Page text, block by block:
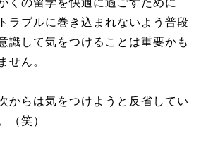
ラブルに巻き込まれないよう普段
識して気をつけることは重要かも
せん。
からは気をつけようと反省してい
（笑）